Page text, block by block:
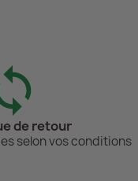
de retour
selon vos conditions